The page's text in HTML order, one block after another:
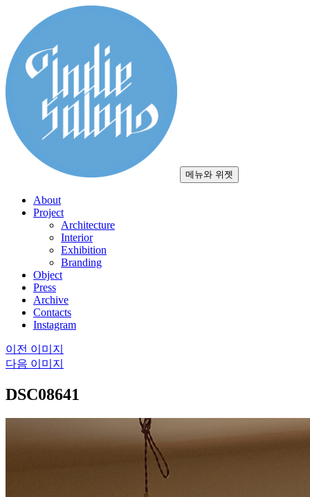
로
건
너
뛰
기
메뉴와 위젯
About
Project
Architecture
Interior
Exhibition
Branding
Object
Press
Archive
Contacts
Instagram
이전 이미지
다음 이미지
DSC08641